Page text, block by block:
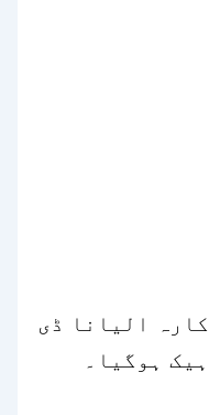
الیانا ڈی
ہوگیا۔